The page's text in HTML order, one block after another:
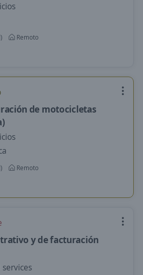
Remoto
de motocicletas
Remoto
y de facturación